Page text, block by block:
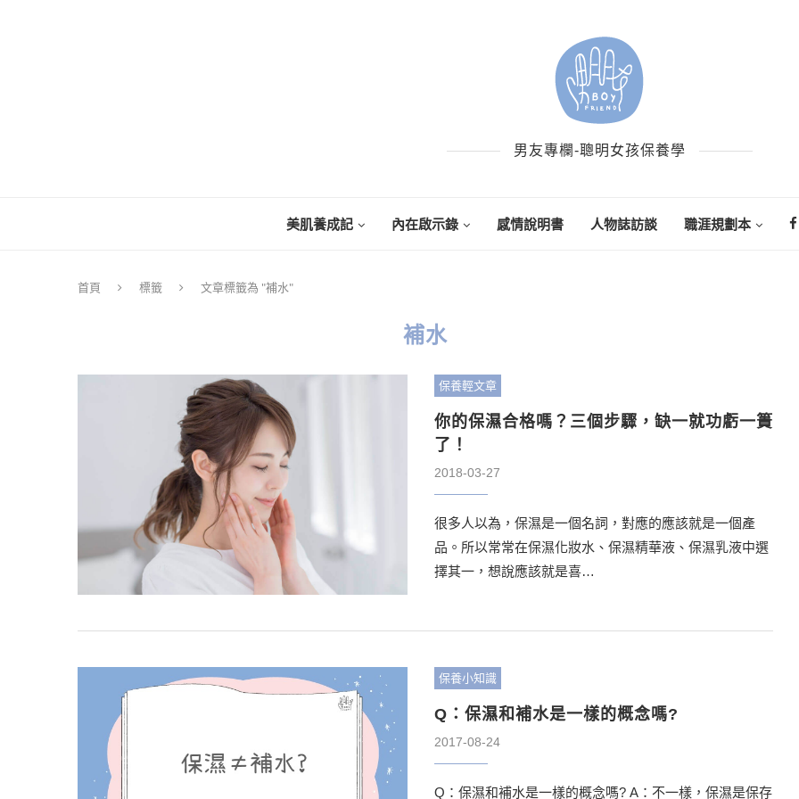
男友專欄-聰明女孩保養學
美肌養成記 內在啟示錄 感情說明書 人物誌訪談 職涯規劃本
首頁 標籤 文章標籤為 "補水"
補水
保養輕文章
你的保濕合格嗎？三個步驟，缺一就功虧一簣
了！
2018-03-27
很多人以為，保濕是一個名詞，對應的應該就是一個產
品。所以常常在保濕化妝水、保濕精華液、保濕乳液中選
擇其一，想說應該就是喜…
保養小知識
Q：保濕和補水是一樣的概念嗎?
2017-08-24
Q：保濕和補水是一樣的概念嗎? A：不一樣，保濕是保存